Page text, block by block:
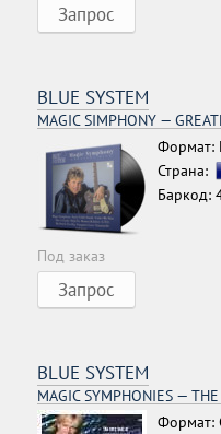
Запрос
BLUE SYSTEM
MAGIC SIMPHONY —
Формат:
Страна:
Баркод:
Под заказ
Запрос
BLUE SYSTEM
MAGIC SYMPHONIES —
Формат: